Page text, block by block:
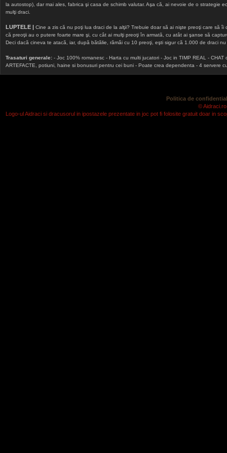
la autostop), dar mai ales, fabrica şi casa de schimb valutar. Aşa că, ai nevoie de o strategie
mulţi draci.
LUPTELE | Cine a zis că nu poţi lua draci de la alţii? Trebuie doar să ai nişte preoţi care să
că preoţii au o putere foarte mare şi, cu cât ai mulţi preoţi în armată, cu atât ai şanse să
Deci dacă cineva te atacă, iar, după bătălie, rămâi cu 10 preoţi, eşti sigur că 1.000 de draci
Trasaturi generale: - Joc 100% romanesc - Harta cu multi jucatori - Joc in TIMP REAL -
ARTEFACTE, potiuni, haine si bonusuri pentru cei buni - Poate crea dependenta - 4 servere
Politica de
©
Logo-ul Aidraci si dracusorul in ipostazele prezentate in joc pot fi folosite gratuit doar in